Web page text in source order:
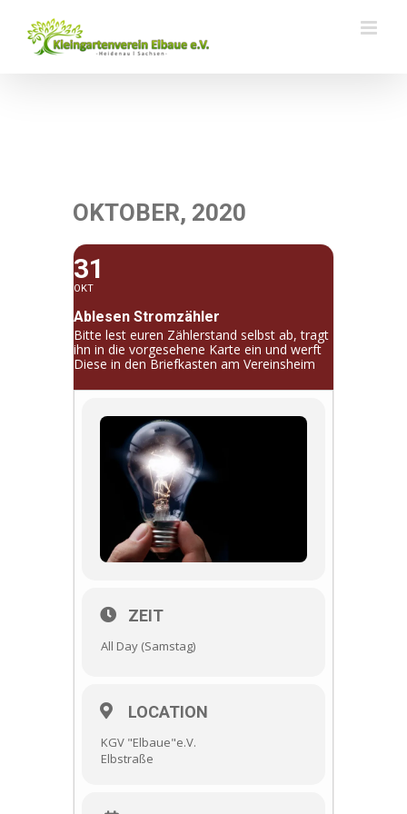
Inhalt
springen
OKTOBER, 2020
31
OKT
Ablesen Stromzähler
Bitte lest euren Zählerstand selbst ab, tragt
ihn in die vorgesehene Karte ein und werft
Diese in den Briefkasten am Vereinsheim
ZEIT
All Day (Samstag)
LOCATION
KGV "Elbaue"e.V.
Elbstraße